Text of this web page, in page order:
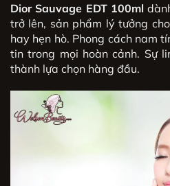
Dior Sauvage EDT 100ml
trở lên, sản phẩm lý tưởng
hay hẹn hò. Phong cách nam
tin trong mọi hoàn cảnh. Sự
thành lựa chọn hàng đầu.